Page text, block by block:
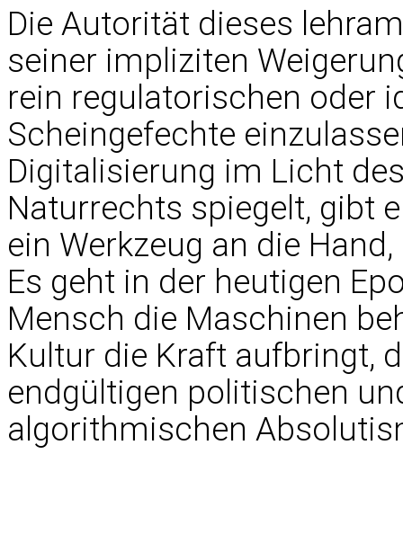
Die Autorität dieses
seiner impliziten
rein regulatorischen oder
Scheingefechte
Digitalisierung im Licht
Naturrechts spiegelt, gibt
ein Werkzeug an die
Es geht in der heutigen
Mensch die Maschinen
Kultur die Kraft aufbringt,
endgültigen politischen
algorithmischen